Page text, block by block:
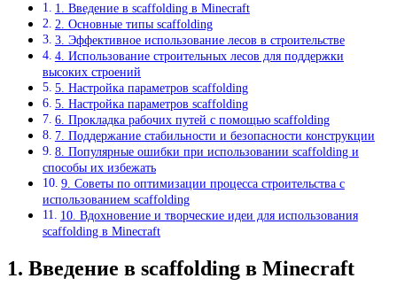
1. Введение в scaffolding в Minecraft
2. Основные типы scaffolding
3. Эффективное использование лесов в строительстве
4. Использование строительных лесов для поддержки
высоких строений
5. Настройка параметров scaffolding
5. Настройка параметров scaffolding
6. Прокладка рабочих путей с помощью scaffolding
7. Поддержание стабильности и безопасности конструкции
8. Популярные ошибки при использовании scaffolding и
способы их избежать
9. Советы по оптимизации процесса строительства с
использованием scaffolding
10. Вдохновение и творческие идеи для использования
scaffolding в Minecraft
1. Введение в scaffolding в Minecraft